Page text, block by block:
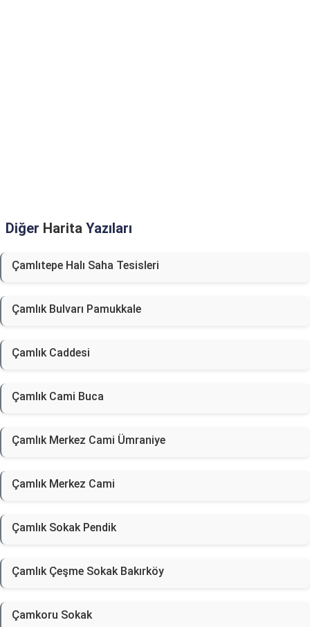
Diğer Harita Yazıları
Çamlıtepe Halı Saha Tesisleri
Çamlık Bulvarı Pamukkale
Çamlık Caddesi
Çamlık Cami Buca
Çamlık Merkez Cami Ümraniye
Çamlık Merkez Cami
Çamlık Sokak Pendik
Çamlık Çeşme Sokak Bakırköy
Çamkoru Sokak